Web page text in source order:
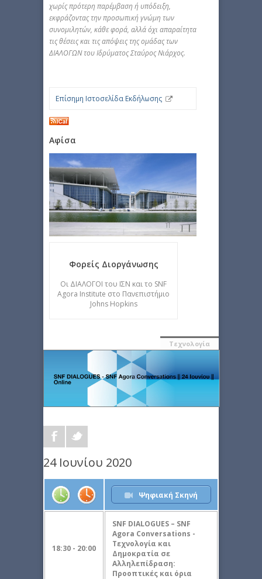
χωρίς πρότερη παρέμβαση ή υπόδειξη,
εκφράζοντας την προσωπική γνώμη των
συνομιλητών, κάθε φορά, αλλά όχι απαραίτητα
τις θέσεις και τις απόψεις της ομάδας των
ΔΙΑΛΟΓΩΝ του Ιδρύματος Σταύρος Νιάρχος.
Επίσημη Ιστοσελίδα Εκδήλωσης
Αφίσα
Φορείς Διοργάνωσης
Οι ΔΙΑΛΟΓΟΙ του ΙΣΝ και το SNF
Agora Institute στο Πανεπιστήμιο
Johns Hopkins
Τεχνολογία
24 Ιουνίου 2020
Ψηφιακή Σκηνή
18:30 - 20:00
SNF DIALOGUES – SNF
Agora Conversations -
Τεχνολογία και
Δημοκρατία σε
Αλληλεπίδραση:
Προοπτικές και όρια